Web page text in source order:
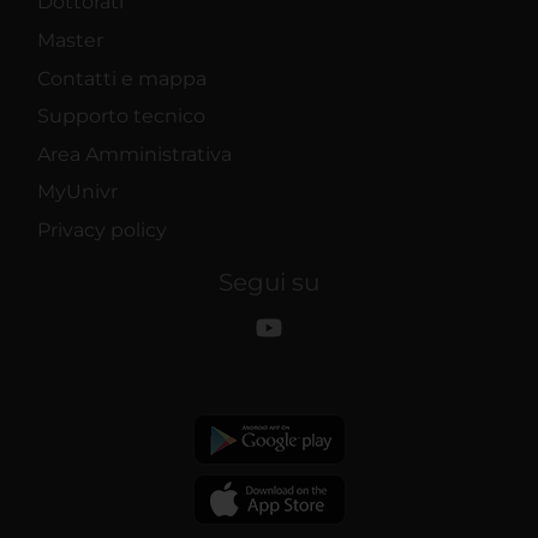
Master
Contatti e mappa
Supporto tecnico
Area Amministrativa
MyUnivr
Privacy policy
Segui su